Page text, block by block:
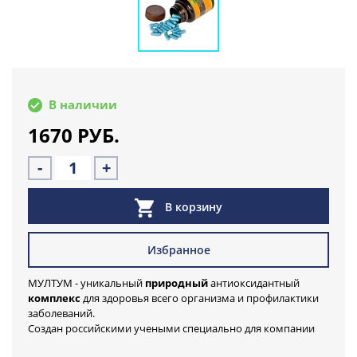
В наличии
1670 РУБ.
- +
В корзину
Избранное
МУЛТУМ - уникальный природныйантиоксидантный
комплексдля здоровья всего организма и профилактики
заболеваний.
Создан российскими учеными специально для компании